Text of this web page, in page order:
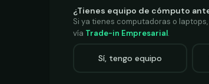
¿Tienes equipo de cómputo
Si ya tienes computadoras o
vía Trade-in Empresarial.
Sí, tengo equipo